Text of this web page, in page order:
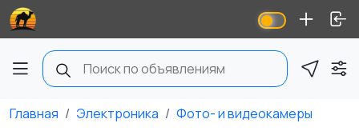
Главная Электроника Фото- и видеокамеры